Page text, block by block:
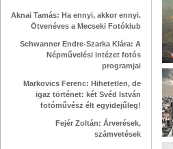
Aknai Tamás: Ha ennyi, akkor ennyi.
Ötvenéves a Mecseki Fotóklub
Schwanner Endre-Szarka Klára: A
Népművelési intézet fotós
programjai
Markovics Ferenc: Hihetetlen, de
igaz történet: két Svéd István
fotóművész élt egyidejűleg!
Fejér Zoltán: Árverések,
számvetések